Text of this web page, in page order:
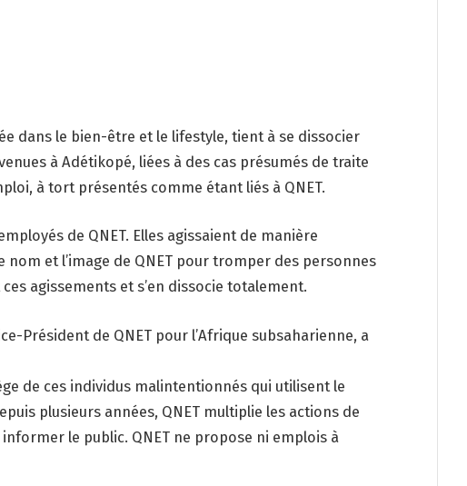
dans le bien-être et le lifestyle, tient à se dissocier
à Adétikopé, liées à des cas présumés de traite
à tort présentés comme étant liés à QNET.
de QNET. Elles agissaient de manière
et l’image de QNET pour tromper des personnes
agissements et s’en dissocie totalement.
Président de QNET pour l’Afrique subsaharienne, a
de ces individus malintentionnés qui utilisent le
plusieurs années, QNET multiplie les actions de
le public. QNET ne propose ni emplois à